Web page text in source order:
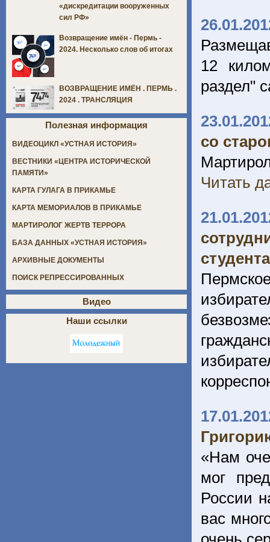
12
раздел"
со
Читать
«Нам
мог
России
вас
«дискредитации вооруженных
сил РФ»
Возвращение имён - Пермь -
2024. Несколько слов об итогах
ВОЗВРАЩЕНИЕ ИМЁН . ПЕРМЬ .
2024 . ТРАНСЛЯЦИЯ
Полезная информация
ВИДЕОЦИКЛ «УСТНАЯ ИСТОРИЯ»
ВЕСТНИКИ «ЦЕНТРА ИСТОРИЧЕСКОЙ
ПАМЯТИ»
КАРТА ГУЛАГА В ПРИКАМЬЕ
КАРТА МЕМОРИАЛОВ В ПРИКАМЬЕ
МАРТИРОЛОГ ЖЕРТВ ТЕРРОРА
БАЗА ДАННЫХ «УСТНАЯ ИСТОРИЯ»
АРХИВНЫЕ ДОКУМЕНТЫ
ПОИСК РЕПРЕССИРОВАННЫХ
Видео
Наши ссылки